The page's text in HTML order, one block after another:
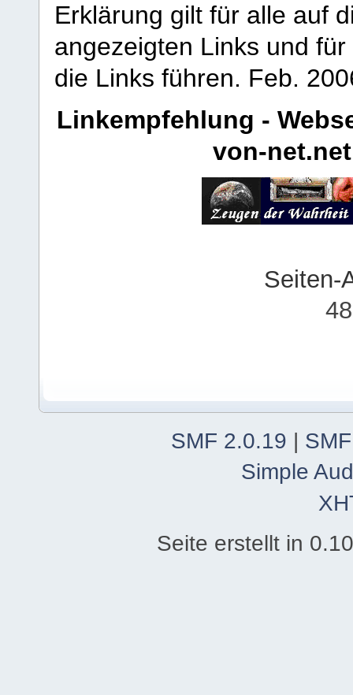
Erklärung gilt für alle auf
angezeigten Links und
die Links führen. Feb.
Linkempfehlung -
von-net.net
Seiten-
SMF 2.0.19
Simple
Seite erstellt in